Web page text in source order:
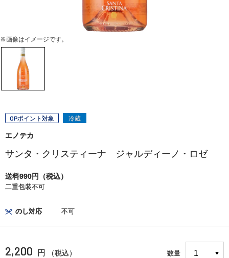
※画像はイメージです。
OPポイント対象 冷蔵
エノテカ
サンタ・クリスティーナ ジャルディーノ・ロゼ
送料990円（税込）
二重包装不可
のし対応 不可
2,200 円 （税込） 数量